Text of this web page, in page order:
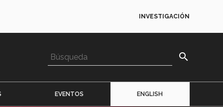
INVESTIGACIÓN
search
EVENTOS ENGLISH